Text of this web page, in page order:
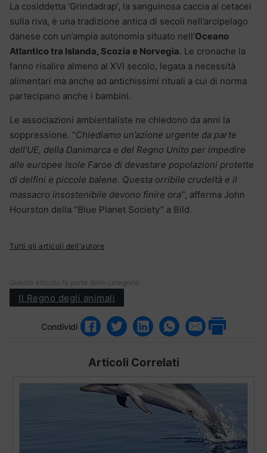
La cosiddetta ‘Grindadrap’, la sanguinosa caccia ai cetacei
sulla riva, è una tradizione antica di secoli nell’arcipelago
danese con un’ampia autonomia situato nell’Oceano
Atlantico tra Islanda, Scozia e Norvegia. Le cronache la
fanno risalire almeno al XVI secolo, legata a necessità
alimentari ma anche ad antichissimi rituali a cui di norma
partecipano anche i bambini.
Le associazioni ambientaliste ne chiedono da anni la
soppressione. “Chiediamo un’azione urgente da parte
dell’UE, della Danimarca e del Regno Unito per impedire
alle europee Isole Faroe di devastare popolazioni protette
di delfini e piccole balene. Questa orribile crudeltà e il
massacro insostenibile devono finire ora”, afferma John
Hourston della “Blue Planet Society” a Bild.
Tutti gli articoli dell'autore
Questo articolo fa parte delle categorie:
Il Regno degli animali
Condividi
Articoli Correlati